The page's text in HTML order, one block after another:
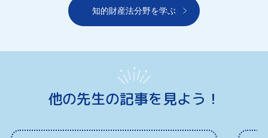
知的財産法分野を学ぶ
他の先生の記事を見よう！